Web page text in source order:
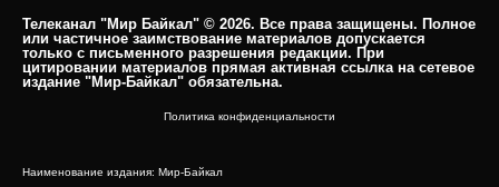
Телеканал "Мир Байкал" © 2026. Все права защищены. Полное
или частичное заимствование материалов допускается
только с письменного разрешения редакции. При
цитировании материалов прямая активная ссылка на сетевое
издание "Мир-Байкал" обязательна.​
Политика конфиденциальности
Наименование издания: Мир-Байкал